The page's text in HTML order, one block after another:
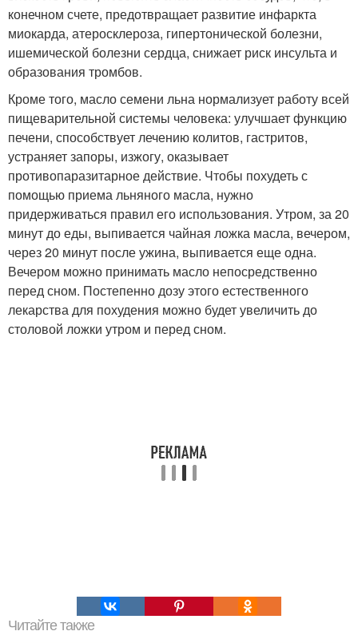
конечном счете, предотвращает развитие инфаркта
миокарда, атеросклероза, гипертонической болезни,
ишемической болезни сердца, снижает риск инсульта и
образования тромбов.
Кроме того, масло семени льна нормализует работу всей
пищеварительной системы человека: улучшает функцию
печени, способствует лечению колитов, гастритов,
устраняет запоры, изжогу, оказывает
противопаразитарное действие. Чтобы похудеть с
помощью приема льняного масла, нужно
придерживаться правил его использования. Утром, за 20
минут до еды, выпивается чайная ложка масла, вечером,
через 20 минут после ужина, выпивается еще одна.
Вечером можно принимать масло непосредственно
перед сном. Постепенно дозу этого естественного
лекарства для похудения можно будет увеличить до
столовой ложки утром и перед сном.
Читайте также